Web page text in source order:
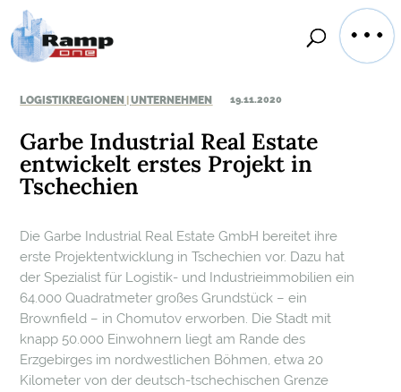
LOGISTIKREGIONEN |UNTERNEHMEN 19.11.2020
Garbe Industrial Real Estate
entwickelt erstes Projekt in
Tschechien
Die Garbe Industrial Real Estate GmbH bereitet ihre
erste Projektentwicklung in Tschechien vor. Dazu hat
der Spezialist für Logistik- und Industrieimmobilien ein
64.000 Quadratmeter großes Grundstück – ein
Brownfield – in Chomutov erworben. Die Stadt mit
knapp 50.000 Einwohnern liegt am Rande des
Erzgebirges im nordwestlichen Böhmen, etwa 20
Kilometer von der deutsch-tschechischen Grenze